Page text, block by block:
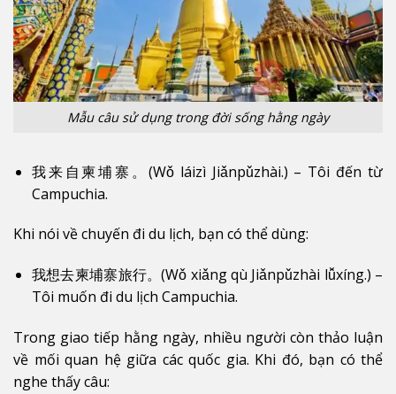
Mẫu câu sử dụng trong đời sống hằng ngày
我来自柬埔寨。(Wǒ láizì Jiǎnpǔzhài.) – Tôi đến từ
Campuchia.
Khi nói về chuyến đi du lịch, bạn có thể dùng:
我想去柬埔寨旅行。(Wǒ xiǎng qù Jiǎnpǔzhài lǚxíng.) –
Tôi muốn đi du lịch Campuchia.
Trong giao tiếp hằng ngày, nhiều người còn thảo luận
về mối quan hệ giữa các quốc gia. Khi đó, bạn có thể
nghe thấy câu: